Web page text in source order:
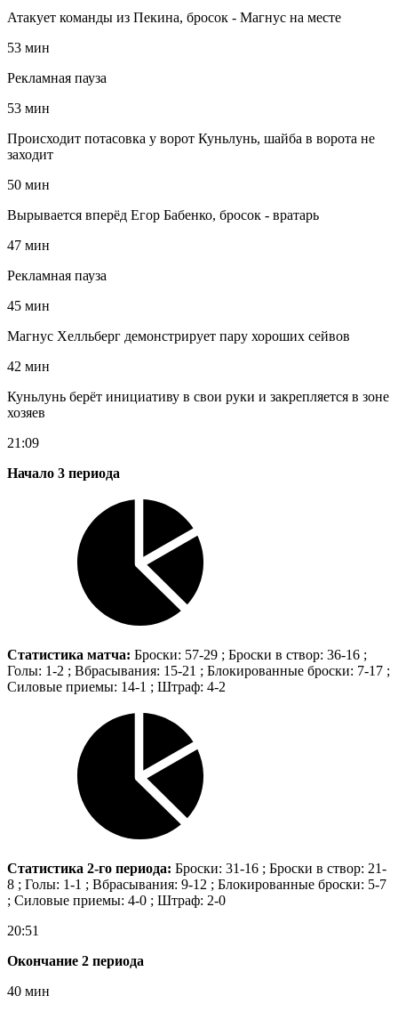
Атакует команды из Пекина, бросок - Магнус на месте
53 мин
Рекламная пауза
53 мин
Происходит потасовка у ворот Куньлунь, шайба в ворота не
заходит
50 мин
Вырывается вперёд Егор Бабенко, бросок - вратарь
47 мин
Рекламная пауза
45 мин
Магнус Хелльберг демонстрирует пару хороших сейвов
42 мин
Куньлунь берёт инициативу в свои руки и закрепляется в зоне
хозяев
21:09
Начало 3 периода
Статистика матча: Броски: 57-29 ; Броски в створ: 36-16 ;
Голы: 1-2 ; Вбрасывания: 15-21 ; Блокированные броски: 7-17 ;
Силовые приемы: 14-1 ; Штраф: 4-2
Статистика 2-го периода: Броски: 31-16 ; Броски в створ: 21-
8 ; Голы: 1-1 ; Вбрасывания: 9-12 ; Блокированные броски: 5-7
; Силовые приемы: 4-0 ; Штраф: 2-0
20:51
Окончание 2 периода
40 мин